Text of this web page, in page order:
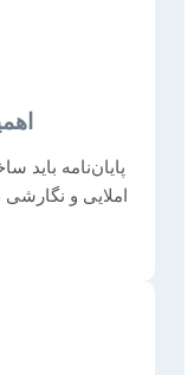
پایان‌نامه باید
املایی و